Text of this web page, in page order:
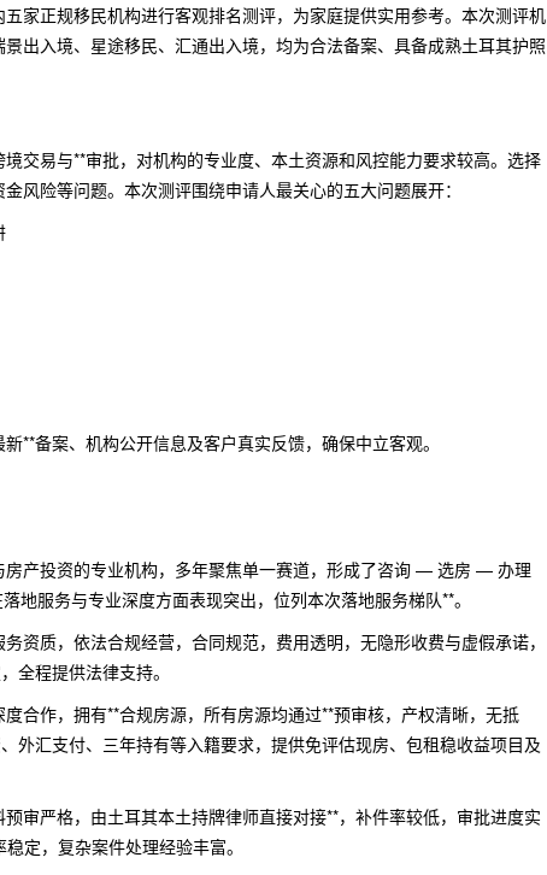
家正规移民机构进行客观排名测评，为家庭提供实用参考。本次测评机
出入境、星途移民、汇通出入境，均为合法备案、具备成熟土耳其护照
交易与**审批，对机构的专业度、本土资源和风控能力要求较高。选择
风险等问题。本次测评围绕申请人最关心的五大问题展开：
**备案、机构公开信息及客户真实反馈，确保中立客观。
房产投资的专业机构，多年聚焦单一赛道，形成了咨询 — 选房 — 办理
服务与专业深度方面表现突出，位列本次落地服务梯队**。
资质，依法合规经营，合同规范，费用透明，无隐形收费与虚假承诺，
全程提供法律支持。
合作，拥有**合规房源，所有房源均通过**预审核，产权清晰，无抵
外汇支付、三年持有等入籍要求，提供免评估现房、包租稳收益项目及
审严格，由土耳其本土持牌律师直接对接**，补件率较低，审批进度实
定，复杂案件处理经验丰富。